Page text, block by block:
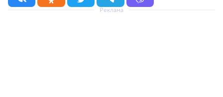
Реклама